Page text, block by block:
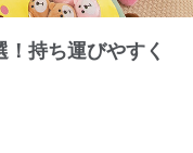
持ち運びやすく